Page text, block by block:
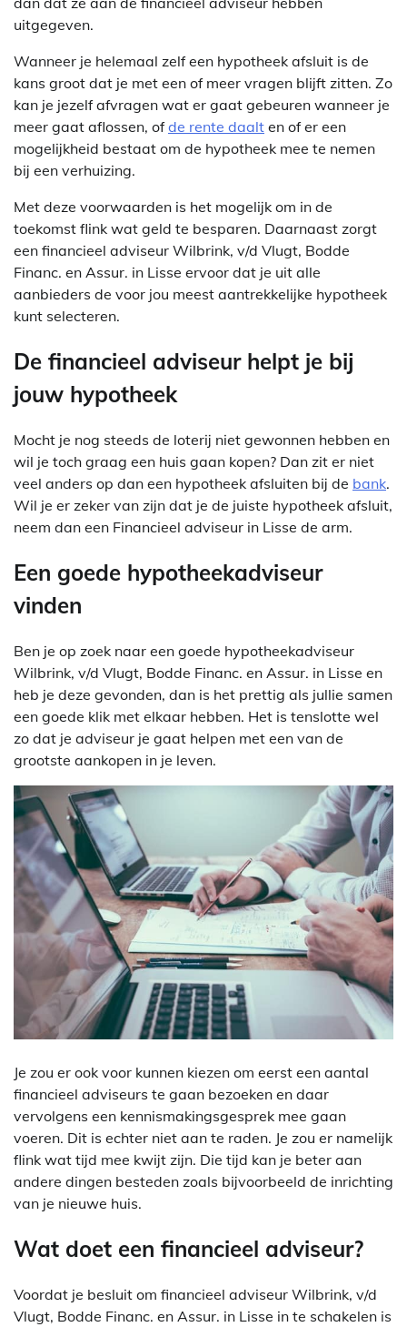
uitgegeven.
Wanneer je helemaal zelf een hypotheek afsluit is de
kans groot dat je met een of meer vragen blijft zitten. Zo
kan je jezelf afvragen wat er gaat gebeuren wanneer je
meer gaat aflossen, ofde rente daalt en of er een
mogelijkheid bestaat om de hypotheek mee te nemen
bij een verhuizing.
Met deze voorwaarden is het mogelijk om in de
toekomst flink wat geld te besparen. Daarnaast zorgt
een financieel adviseur Wilbrink, v/d Vlugt, Bodde
Financ. en Assur. in Lisse ervoor dat je uit alle
aanbieders de voor jou meest aantrekkelijke hypotheek
kunt selecteren.
De financieel adviseur helpt je bij
jouw hypotheek
Mocht je nog steeds de loterij niet gewonnen hebben en
wil je toch graag een huis gaan kopen? Dan zit er niet
veel anders op dan een hypotheek afsluiten bij de bank.
Wil je er zeker van zijn dat je de juiste hypotheek afsluit,
neem dan een Financieel adviseur in Lisse de arm.
Een goede hypotheekadviseur
vinden
Ben je op zoek naar een goede hypotheekadviseur
Wilbrink, v/d Vlugt, Bodde Financ. en Assur. in Lisse en
heb je deze gevonden, dan is het prettig als jullie samen
een goede klik met elkaar hebben. Het is tenslotte wel
zo dat je adviseur je gaat helpen met een van de
grootste aankopen in je leven.
Je zou er ook voor kunnen kiezen om eerst een aantal
financieel adviseurs te gaan bezoeken en daar
vervolgens een kennismakingsgesprek mee gaan
voeren. Dit is echter niet aan te raden. Je zou er namelijk
flink wat tijd mee kwijt zijn. Die tijd kan je beter aan
andere dingen besteden zoals bijvoorbeeld de inrichting
van je nieuwe huis.
Wat doet een financieel adviseur?
Voordat je besluit om financieel adviseur Wilbrink, v/d
Vlugt, Bodde Financ. en Assur. in Lisse in te schakelen is